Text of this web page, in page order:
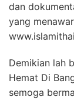
dan
yang
Demikian lah
Hemat Di
semoga